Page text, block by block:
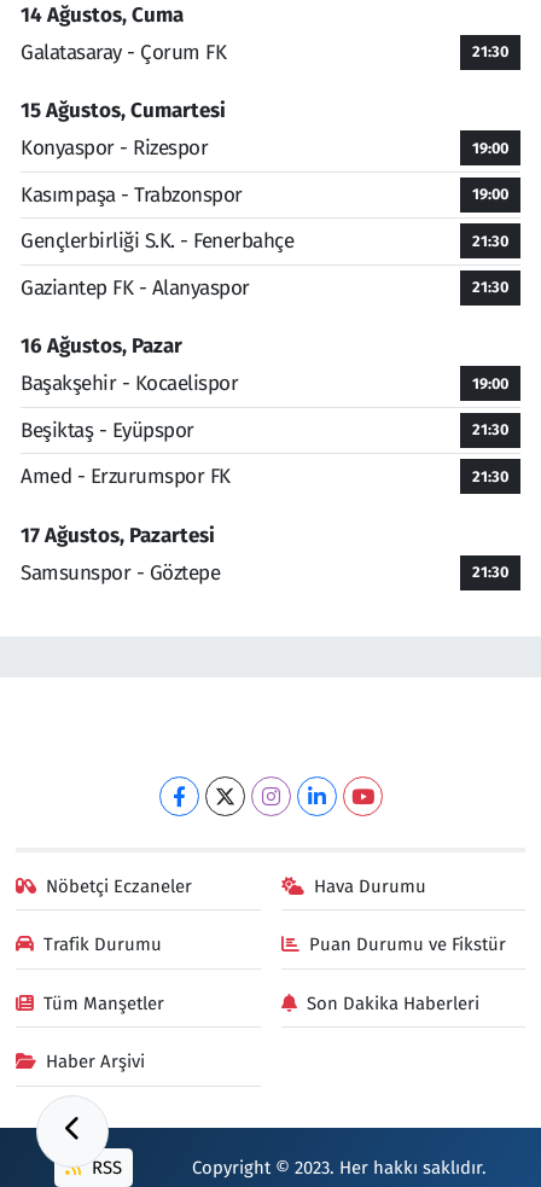
14 Ağustos, Cuma
Galatasaray - Çorum FK
21:30
15 Ağustos, Cumartesi
Konyaspor - Rizespor
19:00
Kasımpaşa - Trabzonspor 19:00
Gençlerbirliği S.K. - Fenerbahçe 21:30
Gaziantep FK - Alanyaspor 21:30
16 Ağustos, Pazar
Başakşehir - Kocaelispor
19:00
Beşiktaş - Eyüpspor 21:30
Amed - Erzurumspor FK 21:30
17 Ağustos, Pazartesi
Samsunspor - Göztepe
21:30
Nöbetçi Eczaneler Hava Durumu
Trafik Durumu Puan Durumu ve Fikstür
Tüm Manşetler Son Dakika Haberleri
Haber Arşivi
RSS Copyright © 2023. Her hakkı saklıdır.